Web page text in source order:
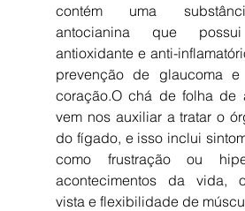
contém uma
antocianina que
antioxidante e anti-
prevenção de glaucoma
coração.O chá de folha de
vem nos auxiliar a tratar o
do fígado, e isso inclui
como frustração ou
acontecimentos da vida,
vista e flexibilidade de